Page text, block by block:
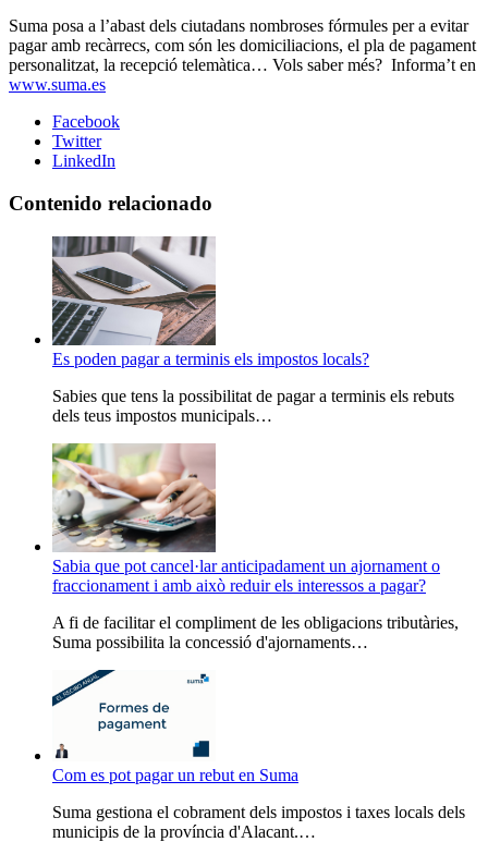
Suma posa a l’abast dels ciutadans nombroses fórmules per a evitar
pagar amb recàrrecs, com són les domiciliacions, el pla de pagament
personalitzat, la recepció telemàtica… Vols saber més? Informa’t en
www.suma.es
Facebook
Twitter
LinkedIn
Contenido relacionado
Es poden pagar a terminis els impostos locals?
Sabies que tens la possibilitat de pagar a terminis els rebuts
dels teus impostos municipals…
Sabia que pot cancel·lar anticipadament un ajornament o
fraccionament i amb això reduir els interessos a pagar?
A fi de facilitar el compliment de les obligacions tributàries,
Suma possibilita la concessió d'ajornaments…
Com es pot pagar un rebut en Suma
Suma gestiona el cobrament dels impostos i taxes locals dels
municipis de la província d'Alacant.…